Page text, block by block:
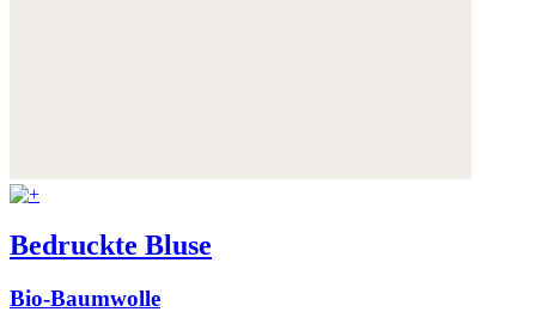
Bedruckte Bluse
Bio-Baumwolle